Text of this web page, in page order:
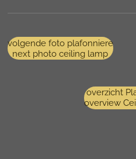
volgende foto plafonniere
next photo ceiling lamp
overzicht
overview